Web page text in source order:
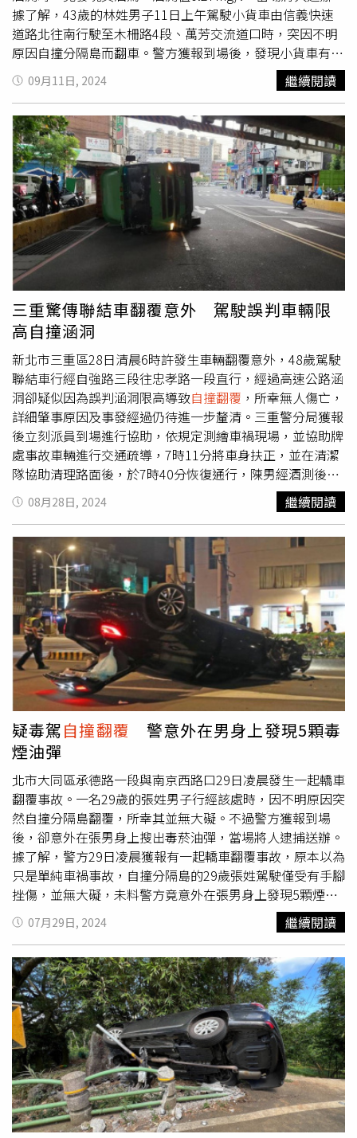
據了解，43歲的林姓男子11日上午駕駛小貨車由信義快速
道路北往南行駛至木柵路4段、萬芳交流道口時，突因不明
原因自撞分隔島而翻車。警方獲報到場後，發現小貨車有漏
油情形，且影響道路交通甚鉅，緊急通報拖吊車及環保局到
場協助，所幸整起事故中，林姓男子僅受輕傷並無大礙。不
過警方依規定對林男進行酒測時卻發現，林男酒測值
0.27mg/l，明顯酒駕，當場依公共危險罪將林男送辦。文一
警呼籲民眾切勿心存僥倖，酒後、宿醉駕車不僅害人亦害
己，本分局已針對易肇事或常發現酒駕路段、時段加強執
法，防制交通事故發生。
09月11日, 2024 繼續閱讀
三重驚傳聯結車翻覆意外 駕駛誤判車輛限
高自撞涵洞
新北市三重區28日清晨6時許發生車輛翻覆意外，48歲駕駛
聯結車行經自強路三段往忠孝路一段直行，經過高速公路涵
洞卻疑似因為誤判涵洞限高導致自撞翻覆 ，所幸無人傷亡，
詳細肇事原因及事發經過仍待進一步釐清。三重警分局獲報
後立刻派員到場進行協助，依規定測繪車禍現場，並協助牌
處事故車輛進行交通疏導，7時11分將車身扶正，並在清潔
隊協助清理路面後，於7時40分恢復通行，陳男經酒測後數
值為0，脫困後人無大礙。警方對陳姓駕駛依60條2項2、3
款不遵守公路或警察機關，依第五條規定所發布命令。（禁
行路段）、:不遵守道路交通標誌、標線、號誌之指示。
（限高4.1公尺）進行交通違規開罰。
08月28日, 2024 繼續閱讀
疑毒駕自撞翻覆 警意外在男身上發現5顆毒
煙油彈
北市大同區承德路一段與南京西路口29日凌晨發生一起轎車
翻覆事故。一名29歲的張姓男子行經該處時，因不明原因突
然自撞分隔島翻覆，所幸其並無大礙。不過警方獲報到場
後，卻意外在張男身上搜出毒菸油彈，當場將人逮捕送辦。
據了解，警方29日凌晨獲報有一起轎車翻覆事故，原本以為
只是單純車禍事故，自撞分隔島的29歲張姓駕駛僅受有手腳
挫傷，並無大礙，未料警方竟意外在張男身上發現5顆煙焦
油彈，經檢測疑含有卡西銅成分，當場依依毒品危害防治條
例第11-1「無正當理由，持有三、四級毒品」條、刑法第
185-3條與公共危險罪將張男移送偵辦。《CTWANT》提醒
您：拒絕毒品，珍惜生命
07月29日, 2024 繼續閱讀